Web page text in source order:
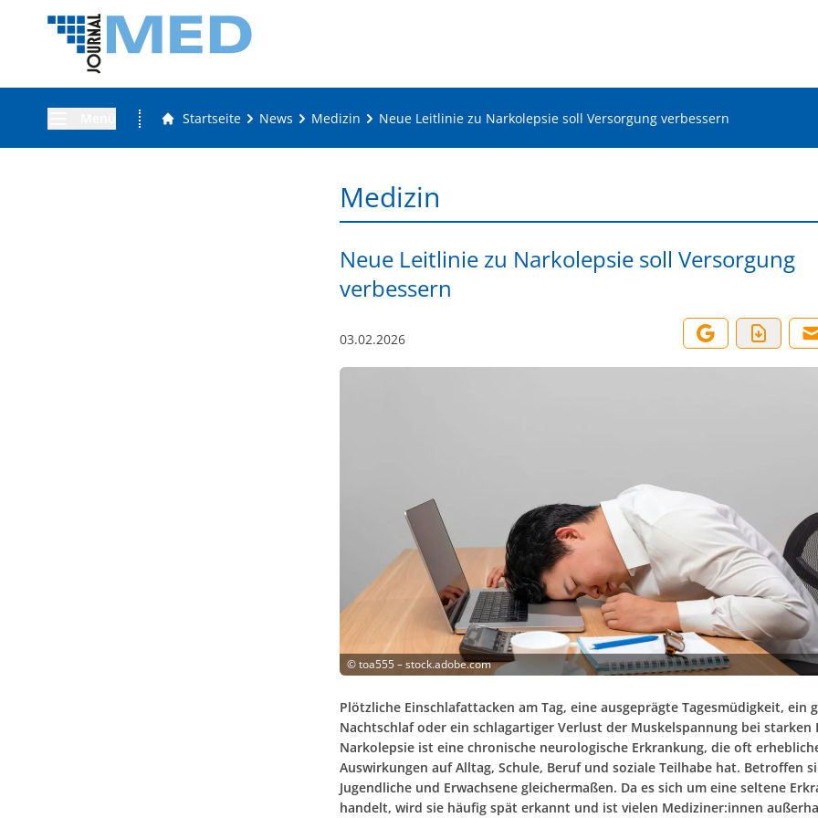
Startseite News Medizin Neue Leitlinie zu Narkolepsie soll Versorgung verbessern
Medizin
Neue Leitlinie zu Narkolepsie soll Versorgung
verbessern
03.02.2026
©toa555 – stock.adobe.com
Plötzliche Einschlafattacken am Tag, eine ausgeprägte Tagesmüdigkeit, ein
Nachtschlaf oder ein schlagartiger Verlust der Muskelspannung bei starken
Narkolepsie ist eine chronische neurologische Erkrankung, die oft
Auswirkungen auf Alltag, Schule, Beruf und soziale Teilhabe hat. Betroffen
Jugendliche und Erwachsene gleichermaßen. Da es sich um eine seltene
handelt, wird sie häufig spät erkannt und ist vielen Mediziner:innen